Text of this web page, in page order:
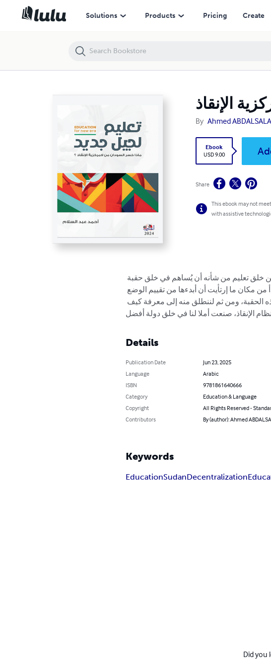
Solutions Products Pricing Create
الإنقاذ
By Ahmed
Ebook
USD 9.00
Share
This ebook may not
with assistive
خلق تعليم من شأنه أن يُساهم في خلق حقبة
من مكان ما إرتأيت أن أبدءها من تقييم الوضع
الحقبة، ومن ثم لننطلق منه إلى معرفة كيف
الإنقاذ، صنعت أملا لنا في خلق دولة أفضل
Details
Publication Date
Jun 23, 2025
Language
Arabic
ISBN
9781861640666
Category
Education & Language
Copyright
All Rights Reserved -
Contributors
By (author): Ahmed
Keywords
EducationSudanDecentralization
Did you
تعليم لجيل جديد: ماذا خسر السودان من لا مركزية الإنقاذ